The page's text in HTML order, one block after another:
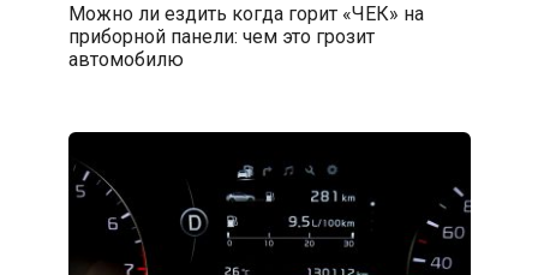
Можно ли ездить когда горит «ЧЕК» на
приборной панели: чем это грозит
автомобилю